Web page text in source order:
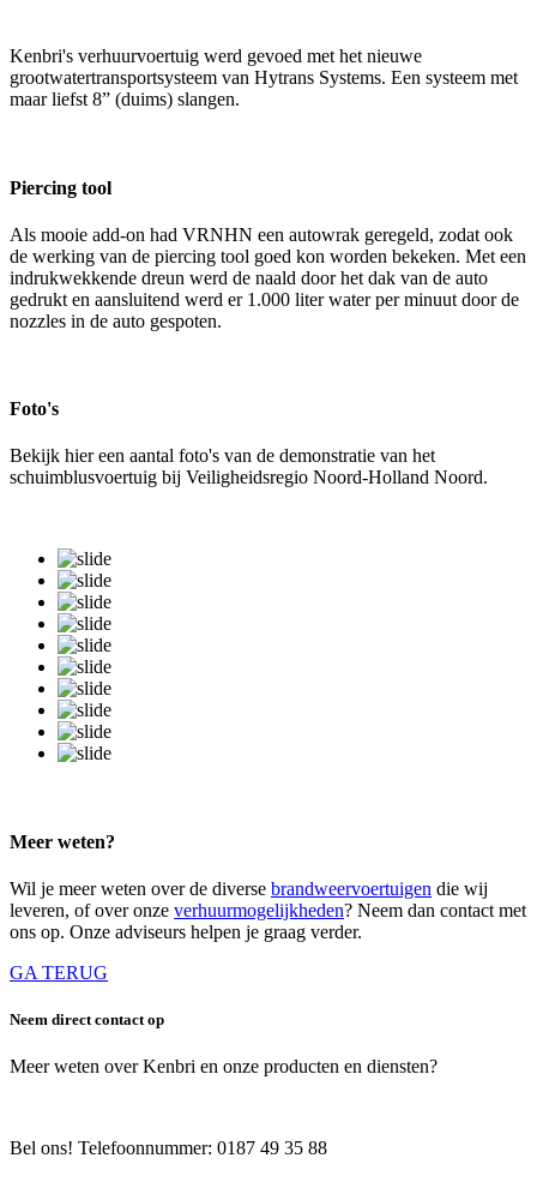
Kenbri's verhuurvoertuig werd gevoed met het nieuwe
grootwatertransportsysteem van Hytrans Systems. Een systeem met
maar liefst 8” (duims) slangen.
Piercing tool
Als mooie add-on had VRNHN een autowrak geregeld, zodat ook
de werking van de piercing tool goed kon worden bekeken. Met een
indrukwekkende dreun werd de naald door het dak van de auto
gedrukt en aansluitend werd er 1.000 liter water per minuut door de
nozzles in de auto gespoten.
Foto's
Bekijk hier een aantal foto's van de demonstratie van het
schuimblusvoertuig bij Veiligheidsregio Noord-Holland Noord.
Meer weten?
Wil je meer weten over de diverse brandweervoertuigen die wij
leveren, of over onze verhuurmogelijkheden? Neem dan contact met
ons op. Onze adviseurs helpen je graag verder.
GA TERUG
Neem direct contact op
Meer weten over Kenbri en onze producten en diensten?
Bel ons! Telefoonnummer: 0187 49 35 88